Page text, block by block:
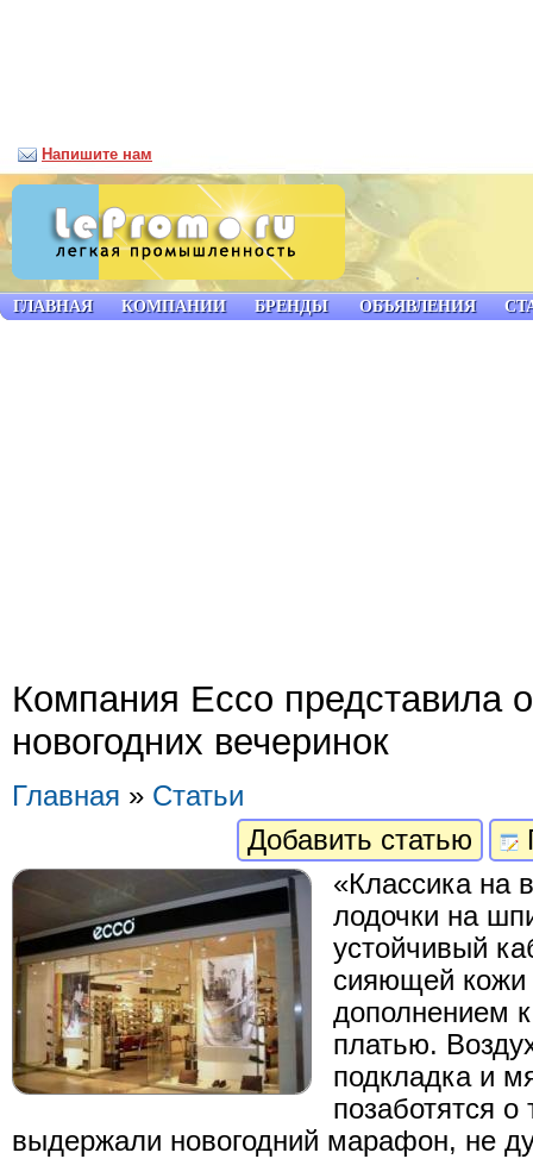
Компания Eссо представила
новогодних вечеринок
Главная » Статьи
Добавить статью
«Классика на
лодочки на
устойчивый
сияющей кожи
дополнением
платью.
подкладка и
позаботятся
выдержали новогодний марафон, не
ГЛАВНАЯ КОМПАНИИ БРЕНДЫ ОБЪЯВЛЕНИЯ
Напишите нам